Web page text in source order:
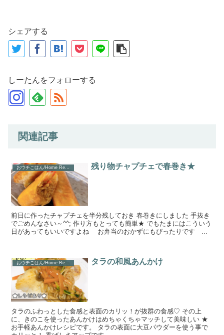
シェアする
しーたんをフォローする
関連記事
残り物チャプチェで春巻き★
前日に作ったチャプチェを半分残しておき 春巻きにしました 手抜き
でごめんなさい～^^; 作り方もとっても簡単★ でもたまにはこういう
日があってもいいですよね お弁当のおかずにもぴったりです ...
おウチごはん/Home Recipe タラの和風あんかけ
タラのふわっとした食感と表面のカリッ！が抜群の食感♡ その上
に、きのこを使ったあんかけはめちゃくちゃマッチして美味しい ★
お手軽あんかけレシピです。 タラの表面に大豆パウダーを使う事で